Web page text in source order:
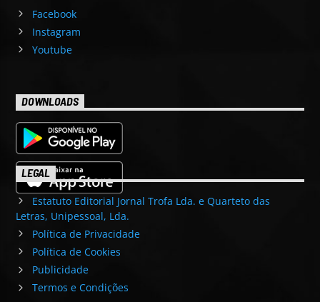
Facebook
Instagram
Youtube
DOWNLOADS
LEGAL
Estatuto Editorial Jornal Trofa Lda. e Quarteto das
Letras, Unipessoal, Lda.
Política de Privacidade
Política de Cookies
Publicidade
Termos e Condições